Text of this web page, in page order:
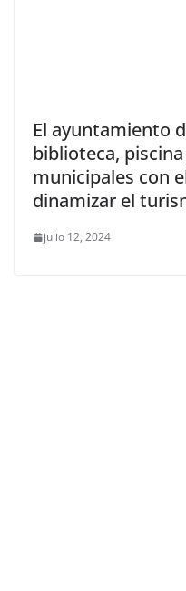
El ayuntamiento
biblioteca,
municipales con
dinamizar el
julio 12, 2024